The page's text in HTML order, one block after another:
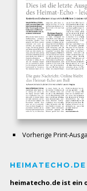
Vorherige Print-
HEIMATECHO.DE
heimatecho.de ist ein